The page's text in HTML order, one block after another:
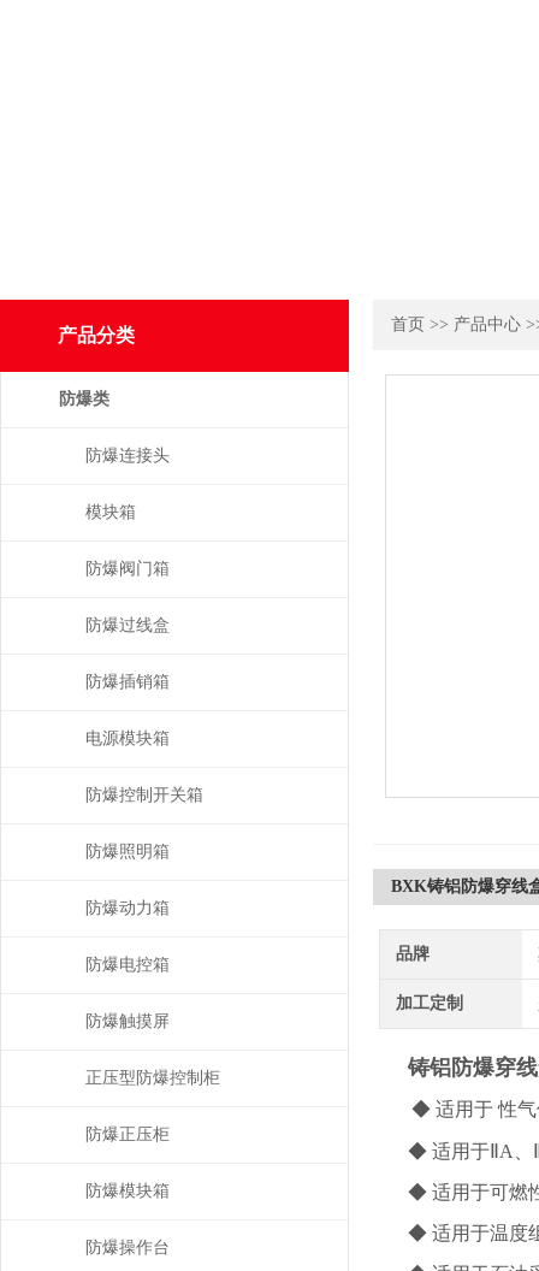
首页 >> 产品中心
BXK铸铝防爆穿线
品牌
加工定制
铸铝防爆穿
◆ 适用于 性气
◆ 适用于ⅡA、
◆ 适用于可燃
◆ 适用于温度
产品分类
防爆类
防爆连接头
模块箱
防爆阀门箱
防爆过线盒
防爆插销箱
电源模块箱
防爆控制开关箱
防爆照明箱
防爆动力箱
防爆电控箱
防爆触摸屏
正压型防爆控制柜
防爆正压柜
防爆模块箱
防爆操作台